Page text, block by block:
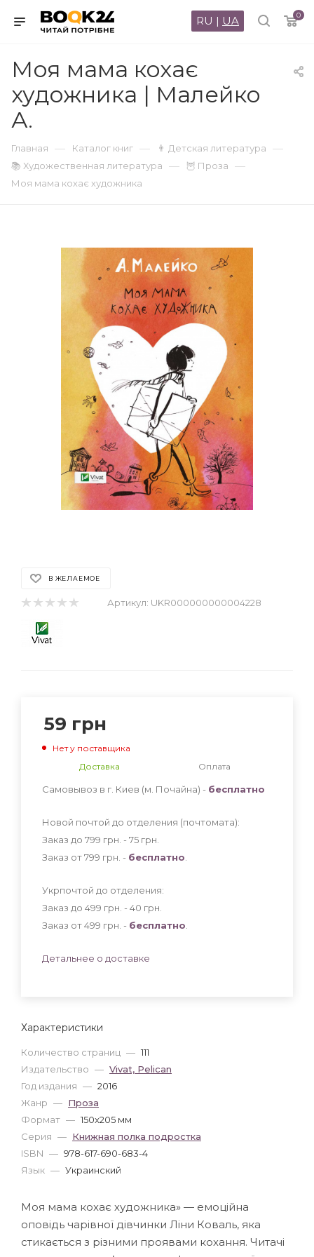
0
RU | UA
Моя мама кохає
художника | Малейко
А.
Главная — Каталог книг — 👨 Детская литература —
📚 Художественная литература — 🦉 Проза —
Моя мама кохає художника
В ЖЕЛАЕМОЕ
Артикул: UKR000000000004228
Характеристики
Количество страниц — 111
Издательство — Vivat, Pelican
Год издания — 2016
Жанр — Проза
Формат — 150x205 мм
Серия — Книжная полка подростка
ISBN — 978-617-690-683-4
Язык — Украинский
59 грн
Нет у поставщика
Доставка
Оплата
Самовывоз в г. Киев (м. Почайна) - бесплатно
Новой почтой до отделения (почтомата):
Заказ до 799 грн. - 75 грн
Заказ от 799 грн. - бесплатно
Укрпочтой до отделения:
Заказ до 499 грн. - 40 грн
Заказ от 499 грн. - бесплатно
Детальнее о доставке
Моя мама кохає художника» — емоційна
оповідь чарівної дівчинки Ліни Коваль, яка
стикається з різними проявами кохання. Читачі